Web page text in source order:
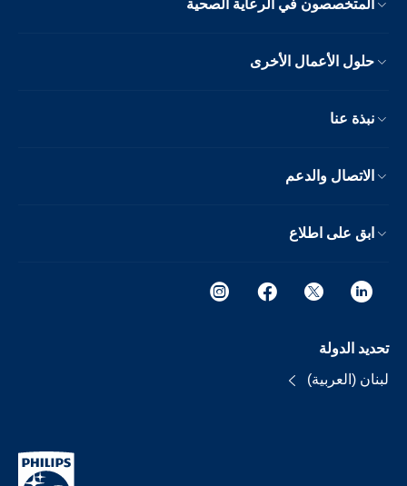
المتخصصون في الرعاية الصحية
حلول الأعمال الأخرى
نبذة عنا
الاتصال والدعم
ابق على اطلاع
تحديد الدولة
لبنان (العربية)